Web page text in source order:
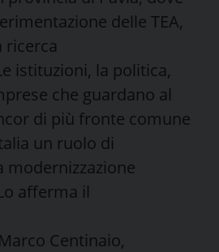
delle TEA,
ricerca
istituzioni, la politica,
che guardano al
di più fronte comune
un ruolo di
modernizzazione
afferma il
Centinaio,